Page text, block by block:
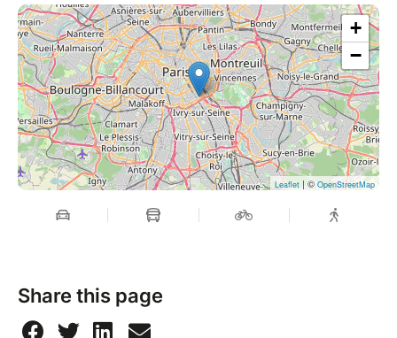
+
−
Leaflet | © OpenStreetMap
Share this page